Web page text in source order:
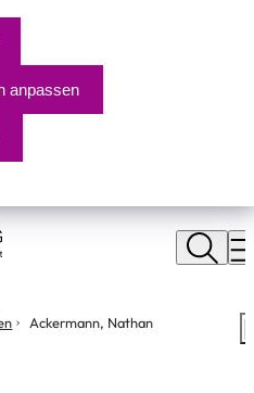
anpassen
Ackermann, Nathan